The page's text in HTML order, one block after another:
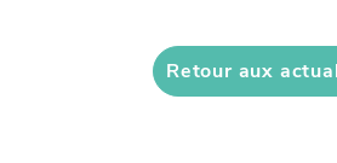
Retour aux